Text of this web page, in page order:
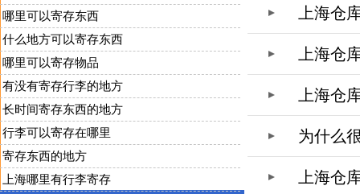
上海仓
上海仓
上海仓
为什么
上海仓
哪里可以寄存东西
什么地方可以寄存东西
哪里可以寄存物品
有没有寄存行李的地方
长时间寄存东西的地方
行李可以寄存在哪里
寄存东西的地方
上海哪里有行李寄存